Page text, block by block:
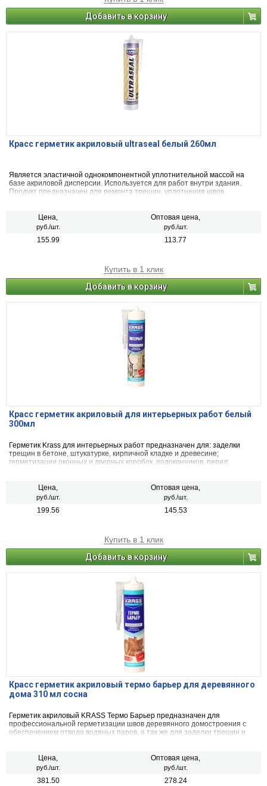
Добавить в корзину
Красс герметик акриловый ultraseal белый 260мл
Является эластичной однокомпонентной уплотнительной массой на
базе акриловой дисперсии. Используется для работ внутри здания.
Продукт предназначен для ремонта трещин, уплотнения швов,
нанесением краски. Высокий уровень адгезии позволяет применять
герметик ко многим пористым материалам, таким как штукатурка, гипс,
Цена,
руб./шт.
Оптовая цена,
руб./шт.
155.99 113.77
Купить в 1 клик
Добавить в корзину
Красс герметик акриловый для интерьерных работ белый
300мл
Герметик Krass для интерьерных работ предназначен для: заделки
трещин в бетоне, штукатурке, кирпичной кладке и древесине;
герметизации оконных и дверных коробок, подоконников, перил;
Цена,
руб./шт.
Оптовая цена,
руб./шт.
199.56 145.53
Купить в 1 клик
Добавить в корзину
Красс герметик акриловый термо барьер для деревянного
дома 310 мл сосна
Герметик акриловый KRASS Термо Барьер предназначен для
профессиональной герметизации швов деревянного домостроения с
обеспечением отвода водяных паров, а так же для заделки трещин и
технологии «теплый шов»:
Цена,
руб./шт.
Оптовая цена,
руб./шт.
381.50 278.24